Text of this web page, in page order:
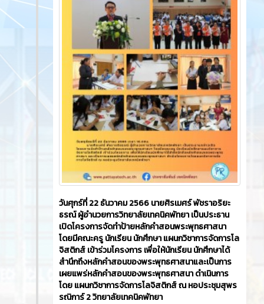
วันศุกร์ที่ 22 ธันวาคม 2566​ นายศิรเมศร์ พัชราอริยะ
ธรณ์ ผู้อำนวยการวิทยาลัยเทคนิคพัทยา เป็นประธาน
เปิดโครงการจัดทำป้ายหลักคำสอนพระพุทธศาสนา
โดยมีคณะครู นักเรียน นักศึกษา แผนกวิชาการจัดการโล
จิสติกส์ เข้าร่วมโครงการ เพื่อให้นักเรียน นักศึกษาได้
สำนึกถึงหลักคำสอนของพระพุทธศาสนาและเป็นการ
เผยแพร่หลักคำสอนของพระพุทธศาสนา ดำเนินการ
โดย แผนกวิชาการจัดการโลจิสติกส์ ณ หอประชุมสุพร
รณิการ์ 2 วิทยาลัยเทคนิคพัทยา